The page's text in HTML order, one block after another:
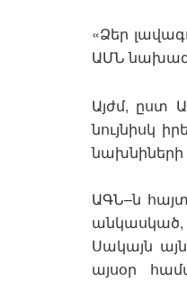
«Ձեր
ԱՄՆ
Այժմ, ըստ
նույնիսկ
նախնիների
ԱԳՆ–ն
Սակայն
այսօր